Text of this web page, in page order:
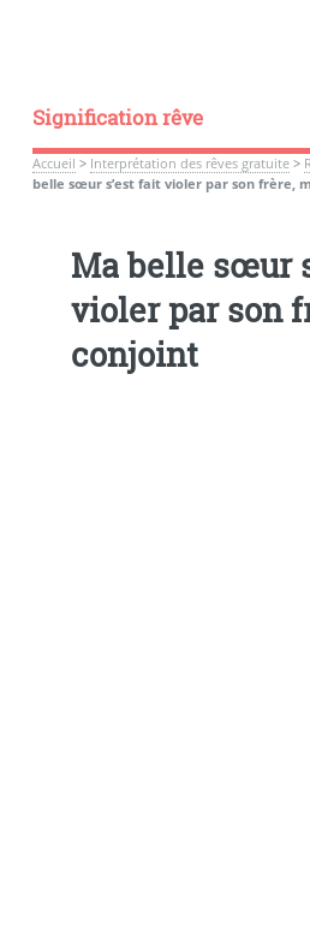
Signification rêve
Accueil > Interprétation des rêves gratuite>
belle sœur s’est fait violer par son frère,
Ma belle sœur
violer par son
conjoint